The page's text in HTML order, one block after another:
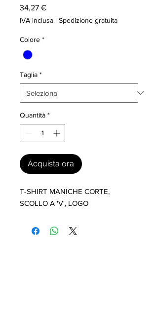
34,27 €Prezzo
IVA inclusa | Spedizione gratuita
Colore *
Taglia *
Quantità *
Acquista ora
T-SHIRT MANICHE CORTE,
SCOLLO A 'V', LOGO